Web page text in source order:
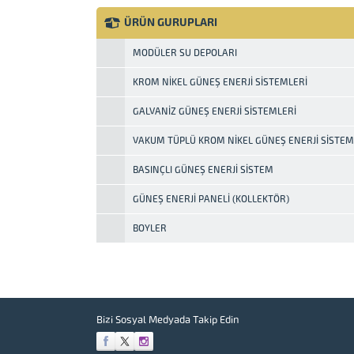
ay elektrik faturası öder gibi veya daha
taksitlerini ödeyerek anında tasarruf...
ÜRÜN GURUPLARI
MODÜLER SU DEPOLARI
KROM NIKEL GÜNEŞ ENERJI SISTEMLERI
GALVANIZ GÜNEŞ ENERJI SISTEMLERI
VAKUM TÜPLÜ KROM NIKEL GÜNEŞ ENERJI SISTEM
BASINÇLI GÜNEŞ ENERJI SISTEM
GÜNEŞ ENERJI PANELI (KOLLEKTÖR)
BOYLER
Bizi Sosyal Medyada Takip Edin